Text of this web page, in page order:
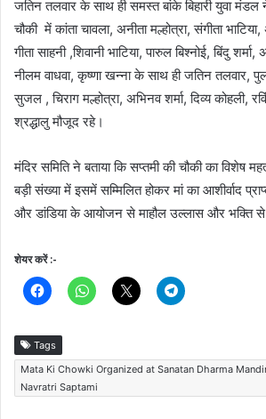
जतिन तलवार के साथ ही समस्त बांके बिहारी युवा मंडल
चौकी में कांता चावला, अनीता मल्होत्रा, संगीता
गीता साहनी ,शिवानी भाटिया, पारुल बिश्नोई, बिंदु शर्मा,
नीलम वाधवा, कृष्णा खन्ना के साथ ही जतिन तलवार,
सुजल , चिराग मल्होत्रा, अभिनव शर्मा, दिव्य कोहली,
श्रद्धालु मौजूद रहे।
मंदिर समिति ने बताया कि सप्तमी की चौकी का विशेष
बड़ी संख्या में इसमें सम्मिलित होकर मां का आशीर्वाद
और डांडिया के आयोजन से माहौल उल्लास और भक्ति से
शेयर करें :-
Tags
Mata Ki Chowki Organized at Sanatan Dharma
Navratri Saptami